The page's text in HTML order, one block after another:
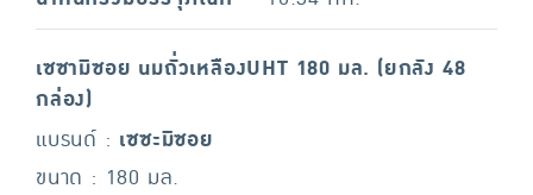
เซซามิซอย นมถั่วเหลืองUHT 180 มล. (ยกลัง 48
กล่อง)
แบรนด์ : เซซะมิซอย
ขนาด : 180 มล.